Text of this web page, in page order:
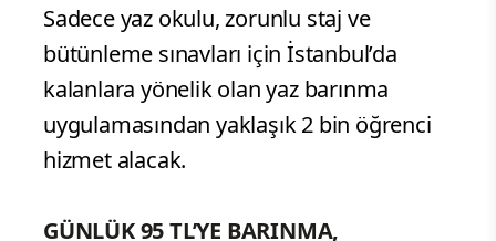
Sadece yaz okulu, zorunlu staj ve
bütünleme sınavları için İstanbul’da
kalanlara yönelik olan yaz barınma
uygulamasından yaklaşık 2 bin öğrenci
hizmet alacak.
GÜNLÜK 95 TL’YE BARINMA,